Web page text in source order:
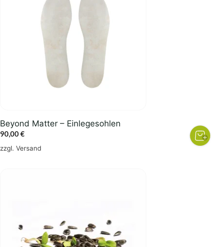
Beyond Matter – Einlegesohlen
90,00€
zzgl. Versand